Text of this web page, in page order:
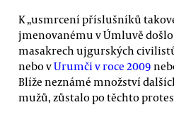
K „usmrcení příslušníků
jmenovanému v Úmluvě
masakrech ujgurských
nebo vUrumči v roce 2009
Blíže neznámé množství
mužů, zůstalo po těchto